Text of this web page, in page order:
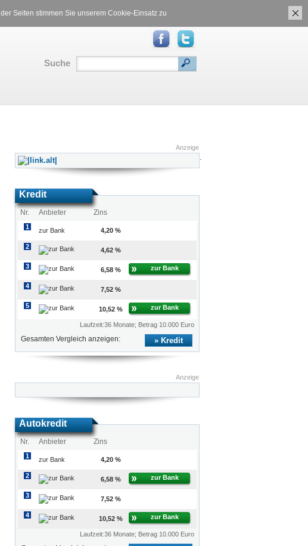
Seiten stimmen Sie unserem Cookie-Einsatz zu
Suche
Anzeige
Kredit
Nr. Anbieter Zins
1 zur Bank 4,20 %
2 4,62 %
3 6,58 % zur Bank
4 7,52 %
5 10,52 % zur Bank
Laufzeit:36 Monate; Betrag 10.000 Euro
Gesamten Vergleich anzeigen: Kredit
Anzeige
Autokredit
Nr. Anbieter Zins
1 zur Bank 4,20 %
2 6,58 % zur Bank
3 7,52 %
4 10,52 % zur Bank
Laufzeit:36 Monate; Betrag 10.000 Euro
.